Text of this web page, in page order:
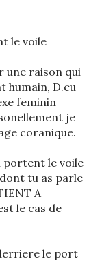
le voile
une raison qui
humain, D.eu
feminin
je
coranique.
portent le voile
tu as parle
A
le cas de
le port